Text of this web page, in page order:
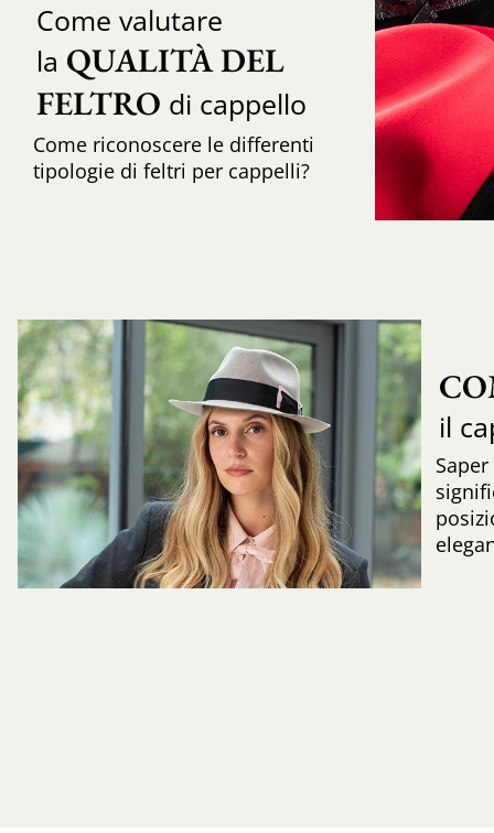
Come valutare
la QUALITÀ DEL
FELTRO di cappello
Come riconoscere le differenti
tipologie di feltri per cappelli?
il